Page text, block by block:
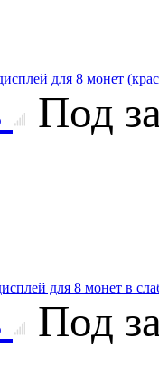
для 8 монет
Под
для 8 монет в
Под